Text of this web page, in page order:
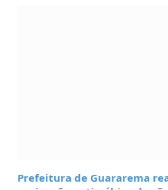
Prefeitura de Guararema